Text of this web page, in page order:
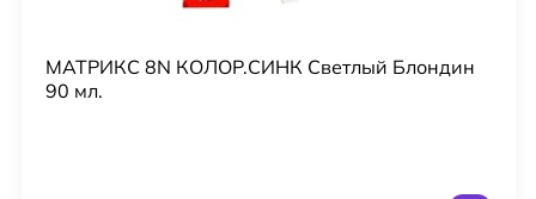
МАТРИКС 8N КОЛОР.СИНК Светлый Блондин
90 мл.